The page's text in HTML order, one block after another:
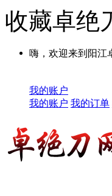
收藏卓绝
嗨，欢迎来到阳江
我的账户
我的账户 我的订单